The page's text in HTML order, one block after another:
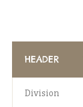
HEADER
Division